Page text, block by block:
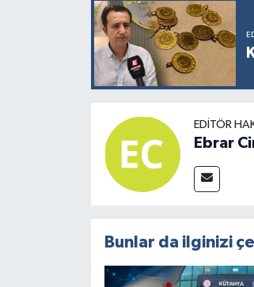
EDITÖR
Ebrar
Bunlar da ilginizi